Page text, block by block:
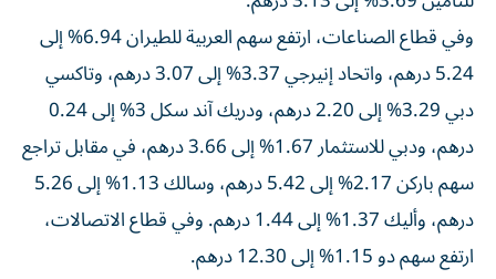
وفي قطاع الصناعات، ارتفع سهم العربية للطيران 6.94% إلى
5.24 درهم، واتحاد إنيرجي 3.37% إلى 3.07 درهم، وتاكسي
دبي 3.29% إلى 2.20 درهم، ودريك آند سكل 3% إلى 0.24
درهم، ودبي للاستثمار 1.67% إلى 3.66 درهم، في مقابل تراجع
سهم باركن 2.17% إلى 5.42 درهم، وسالك 1.13% إلى 5.26
درهم، وأليك 1.37% إلى 1.44 درهم. وفي قطاع الاتصالات،
ارتفع سهم دو 1.15% إلى 12.30 درهم.